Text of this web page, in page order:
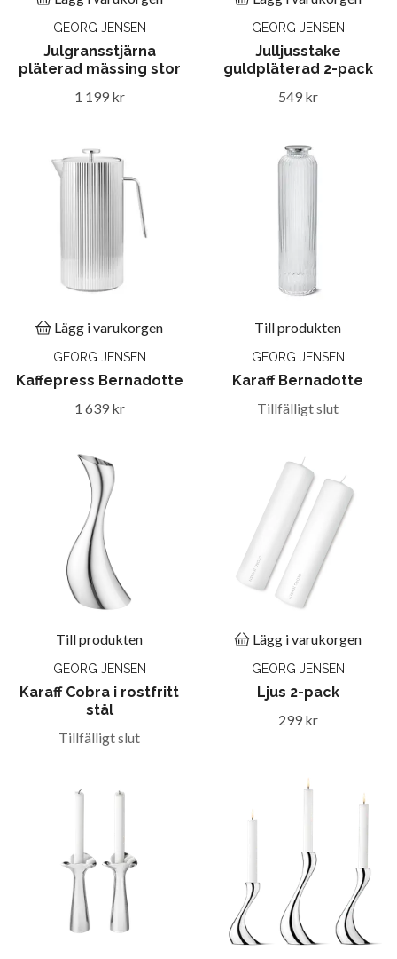
GEORG JENSEN
Julgransstjärna
pläterad mässing stor
1 199 kr
GEORG JENSEN
Julljusstake
guldpläterad 2-pack
549 kr
Lägg i varukorgen
GEORG JENSEN
Kaffepress Bernadotte
1 639 kr
Till produkten
GEORG JENSEN
Karaff Bernadotte
Tillfälligt slut
Till produkten
GEORG JENSEN
Karaff Cobra i rostfritt
stål
Tillfälligt slut
Lägg i varukorgen
GEORG JENSEN
Ljus 2-pack
299 kr